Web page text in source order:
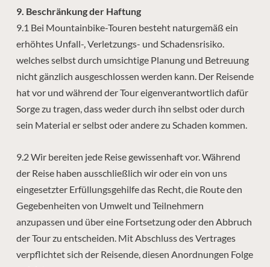
9. Beschränkung der Haftung
9.1 Bei Mountainbike-Touren besteht naturgemäß ein
erhöhtes Unfall-, Verletzungs- und Schadensrisiko.
welches selbst durch umsichtige Planung und Betreuung
nicht gänzlich ausgeschlossen werden kann. Der Reisende
hat vor und während der Tour eigenverantwortlich dafür
Sorge zu tragen, dass weder durch ihn selbst oder durch
sein Material er selbst oder andere zu Schaden kommen.
9.2 Wir bereiten jede Reise gewissenhaft vor. Während
der Reise haben ausschließlich wir oder ein von uns
eingesetzter Erfüllungsgehilfe das Recht, die Route den
Gegebenheiten von Umwelt und Teilnehmern
anzupassen und über eine Fortsetzung oder den Abbruch
der Tour zu entscheiden. Mit Abschluss des Vertrages
verpflichtet sich der Reisende, diesen Anordnungen Folge